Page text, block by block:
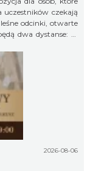
uczestników czekają
odcinki, otwarte
dwa dystanse: 21
dystans jest
nordic
ale zachowają
2026-08-06